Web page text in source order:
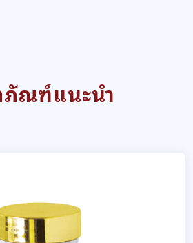
ณฑ์แนะนำ